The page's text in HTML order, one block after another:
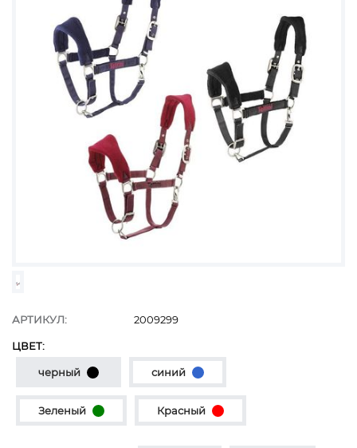
АРТИКУЛ: 2009299
ЦВЕТ:
черный синий
Зеленый Красный